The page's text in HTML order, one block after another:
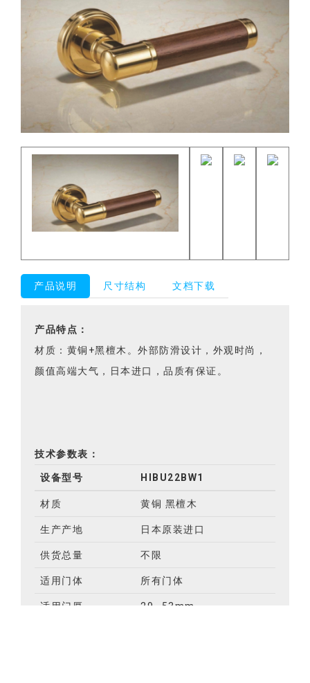
产品说明 尺寸结构 文档下载
产品特点：
材质：黄铜+黑檀木。外部防滑设计，外观时尚，
颜值高端大气，日本进口，品质有保证。
技术参数表：
设备型号 HIBU22BW1
材质 黄铜 黑檀木
生产产地 日本原装进口
供货总量 不限
适用门体 所有门体
适用门厚 29~53mm